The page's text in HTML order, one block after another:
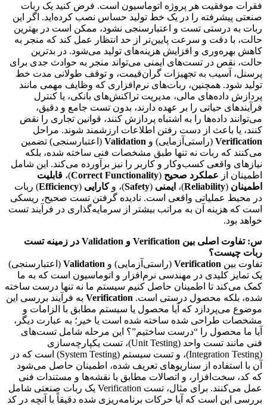
فقرات موفقیت هر پروژه اتوماسیون است. فرض کنید یک ربات
صنعتی پیشرفته را در یک خط تولید حساس نصب کرده‌اید. اگر این
ربات به درستی تست و اعتبارسنجی نشود، ممکن است در بهترین
حالت، با دقت و سرعت پایین‌تر از حد انتظار عمل کند که منجر به
کاهش بهره‌وری و افزایش هزینه‌های تولید می‌شود. در بدترین
حالت، نقص در تست‌های ایمنی می‌تواند منجر به حوادث جدی برای
پرسنل، آسیب به تجهیزات گران‌قیمت، و توقف طولانی مدت خط
تولید شود. همچنین، ربات‌های نرم‌افزاری که وظایف مهمی مانند
پردازش داده‌های مالی، مدیریت تراکنش‌های بانکی، یا کنترل
فرآیندهای حیاتی را بر عهده دارند، بدون تست جامع و دقیق،
می‌توانند داده‌ها را به اشتباه پردازش کنند، قوانین تجاری را نقض
کنند، یا باعث از دست رفتن اطلاعات ارزشمند شوند. مراحل
Verification (راستی‌آزمایی) و Validation (اعتبارسنجی) تضمین
می‌کنند که ربات نه تنها طبق مشخصات فنی ساخته شده، بلکه
نیازهای واقعی کسب‌وکار و کاربر را نیز برآورده می‌کند. این شامل
اطمینان از عملکرد صحیح (
Correct Functionality)، قابلیت
اطمینان (
Reliability)، ایمنی (
Safety)، وکارایی (
Efficiency) ربات
در محیط عملیاتی واقعی است. نادیده گرفتن تست صحیح، ریسکی
است که هزینه آن به مراتب بیشتر از سرمایه‌گذاری در فرآیند تست
خواهد بود.
س: تفاوت اصلی بین Verification و Validation در زمینه تست
ربات چیست؟
تفاوت بین Verification (راستی‌آزمایی) و Validation (اعتبارسنجی)
یک تمایز کلیدی در مهندسی نرم‌افزار و اتوماسیون است که به ما
کمک می‌کند تا اطمینان حاصل کنیم سیستم ما نه تنها درست ساخته
شده، بلکه محصول درستی است. Verification به فرآیند بررسی این
موضوع می‌پردازد که آیا محصول یا سیستم مطابق با الزامات و
مشخصات طراحی شده ساخته شده است یا خیر؛ به عبارت دیگر،
آیا ما محصول را “درست ساختیم”؟ این مرحله شامل تست‌های
فنی مانند تست واحد (Unit Testing)، تست یکپارچه‌سازی
(Integration Testing)، و تست سیستم (System Testing) است که در
آن با استفاده از سناریوهای تعریف شده، اطمینان حاصل می‌شود
که کد، سخت‌افزار، و اتصالات مطابق با نقشه‌ها و مستندات فنی
عمل می‌کنند. برای مثال، تست Verification یک ربات صنعتی شامل
بررسی این است که آیا حرکات برنامه‌ریزی شده دقیقاً با آنچه در کد